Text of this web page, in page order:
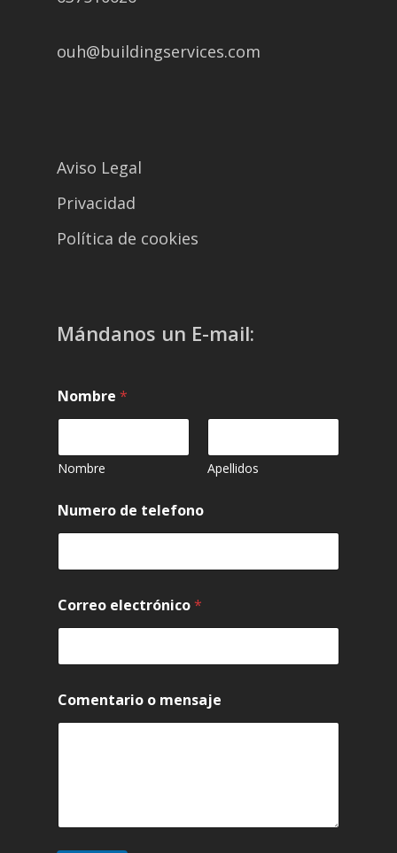
ouh@buildingservices.com
Aviso Legal
Privacidad
Política de cookies
Mándanos un E-mail:
Nombre *
Nombre Apellidos
Numero de telefono
Correo electrónico*
Comentario o mensaje